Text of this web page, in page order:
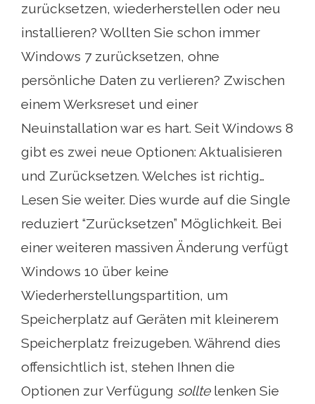
zurücksetzen, wiederherstellen oder neu
installieren? Wollten Sie schon immer
Windows 7 zurücksetzen, ohne
persönliche Daten zu verlieren? Zwischen
einem Werksreset und einer
Neuinstallation war es hart. Seit Windows 8
gibt es zwei neue Optionen: Aktualisieren
und Zurücksetzen. Welches ist richtig…
Lesen Sie weiter. Dies wurde auf die Single
reduziert “Zurücksetzen” Möglichkeit. Bei
einer weiteren massiven Änderung verfügt
Windows 10 über keine
Wiederherstellungspartition, um
Speicherplatz auf Geräten mit kleinerem
Speicherplatz freizugeben. Während dies
offensichtlich ist, stehen Ihnen die
Optionen zur Verfügung solltelenken Sie